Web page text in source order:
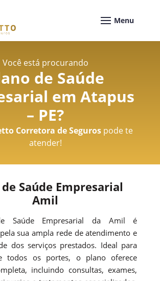
Você está procurando
de Saúde
em Atapus
– PE?
Corretora de Segurospode te
atender!
Saúde Empresarial
Amil
Saúde Empresarial da Amil é
sua ampla rede de atendimento e
dos serviços prestados. Ideal para
todos os portes, o plano oferece
incluindo consultas, exames,